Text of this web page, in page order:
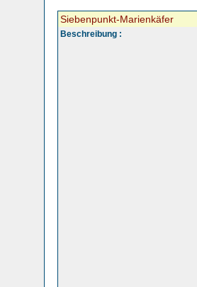
Siebenpunkt-Marienkäfer
Beschreibung :